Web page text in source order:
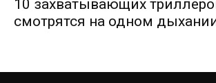
10 захватывающих
смотрятся на одном